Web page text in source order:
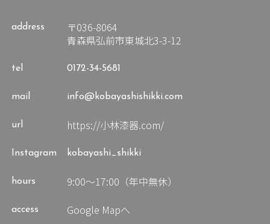
address
〒036-8064
青森県弘前市東城北3-3-12
tel 0172-34-5681
mail info@kobayashishikki.com
url https://小林漆器.com/
Instagram kobayashi_shikki
hours 9:00～17:00（年中無休）
access Google Mapへ